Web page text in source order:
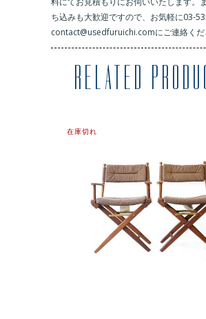
ち込みも大歓迎ですので、お気軽に03-
contact@usedfuruichi.comにご連絡くだ
RELATED
在庫切れ